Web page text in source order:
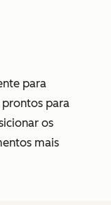
para
para
os
mais